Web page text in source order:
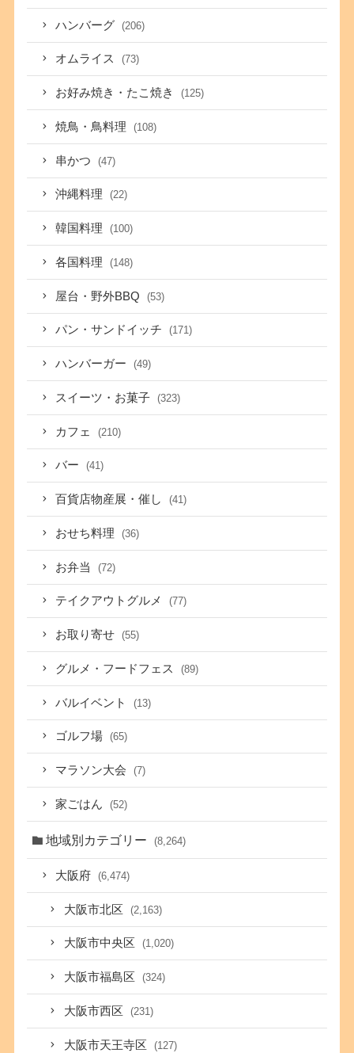
ハンバーグ (206)
オムライス (73)
お好み焼き・たこ焼き (125)
焼鳥・鳥料理 (108)
串かつ (47)
沖縄料理 (22)
韓国料理 (100)
各国料理 (148)
屋台・野外BBQ (53)
パン・サンドイッチ (171)
ハンバーガー (49)
スイーツ・お菓子 (323)
カフェ (210)
バー (41)
百貨店物産展・催し (41)
おせち料理 (36)
お弁当 (72)
テイクアウトグルメ (77)
お取り寄せ (55)
グルメ・フードフェス (89)
バルイベント (13)
ゴルフ場 (65)
マラソン大会 (7)
家ごはん (52)
地域別カテゴリー (8,264)
大阪府 (6,474)
大阪市北区 (2,163)
大阪市中央区 (1,020)
大阪市福島区 (324)
大阪市西区 (231)
大阪市天王寺区 (127)